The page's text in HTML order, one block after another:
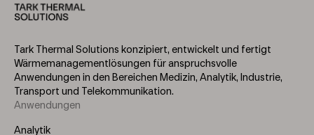
Tark Thermal Solutions konzipiert, entwickelt und fertigt
Wärmemanagementlösungen für anspruchsvolle
Anwendungen in den Bereichen Medizin, Analytik, Industrie,
Transport und Telekommunikation.
Footer
Menu
Anwendungen
Analytik